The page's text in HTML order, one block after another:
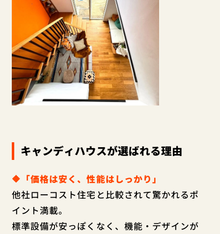
キャンディハウスが選ばれる理由
🔶「価格は安く、性能はしっかり」
他社ローコスト住宅と比較されて驚かれるポ
イント満載。
標準設備が安っぽくなく、機能・デザインが